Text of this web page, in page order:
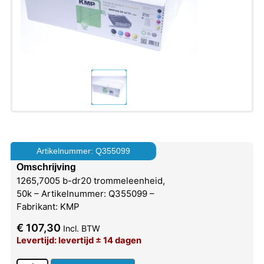
Artikelnummer: Q355099
Omschrijving
1265,7005 b-dr20 trommeleenheid,
50k – Artikelnummer: Q355099 –
Fabrikant: KMP
€ 107,30 Incl. BTW
Levertijd: levertijd ± 14 dagen